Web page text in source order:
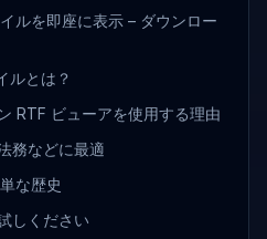
ルを即座に表示 – ダウンロー
ルとは？
RTF ビューアを使用する理由
務などに最適
な歴史
しください